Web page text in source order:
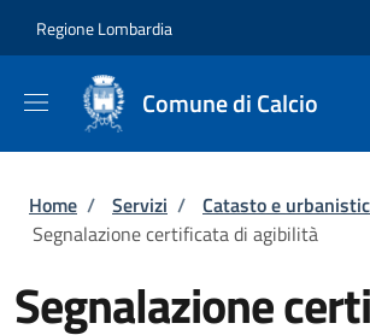
Regione Lombardia
Comune di Calcio
Briciole di pane
Home / Servizi / Catasto e
Segnalazione certificata di agibilità
Segnalazione